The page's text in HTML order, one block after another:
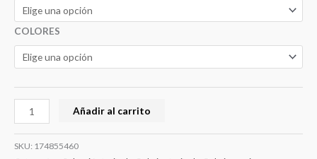
COLORES
Añadir al carrito
SKU: 174855460